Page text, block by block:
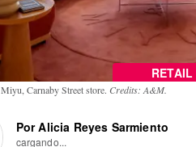
RETAIL
Carnaby Street store. Credits: A&M.
Por Alicia Reyes Sarmiento
cargando...